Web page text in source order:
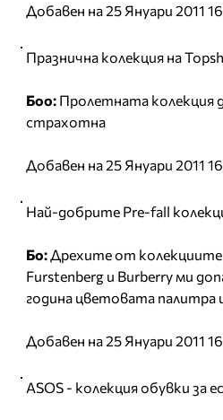
Добавен на 25 Януари 2011
Празнична колекция на
Боо: Пролетната колекция
страхотна
Добавен на 25 Януари 2011
Най-добрите Pre-fall
Бо:Дрехите от колекциите
Furstenberg и Burberry ми
година цветовата палитра
Добавен на 25 Януари 2011
ASOS - колекция обувки за